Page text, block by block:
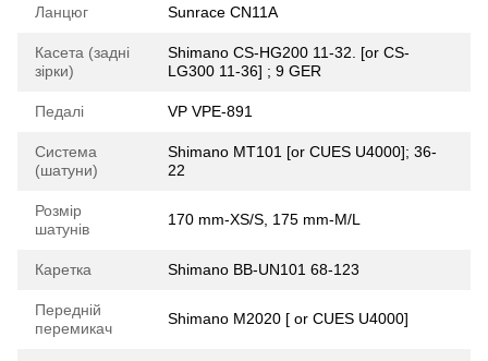
Ланцюг Sunrace CN11A
Касета (задні
зірки)
Shimano CS-HG200 11-32. [or CS-
LG300 11-36] ; 9 GER
Педалі VP VPE-891
Система
(шатуни)
Shimano MT101 [or CUES U4000]; 36-
22
Розмір
шатунів
170 mm-XS/S, 175 mm-M/L
Каретка Shimano BB-UN101 68-123
Передній
перемикач
Shimano M2020 [ or CUES U4000]